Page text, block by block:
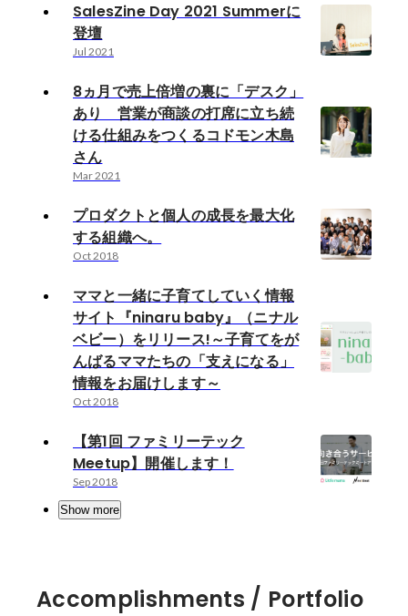
SalesZine Day 2021 Summerに
登壇
Jul 2021
8ヵ月で売上倍増の裏に「デスク」
あり 営業が商談の打席に立ち続
ける仕組みをつくるコドモン木島
さん
Mar 2021
プロダクトと個人の成長を最大化
する組織へ。
Oct 2018
ママと一緒に子育てしていく情報
サイト『ninaru baby』（ニナル
ベビー）をリリース!～子育てをが
んばるママたちの「支えになる」
情報をお届けします～
Oct 2018
【第1回 ファミリーテック
Meetup】開催します！
Sep 2018
Show more
Accomplishments / Portfolio